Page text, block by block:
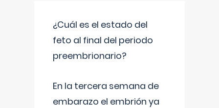
¿Cuál es el estado del
feto al final del periodo
preembrionario?
En la tercera semana de
embarazo el embrión ya